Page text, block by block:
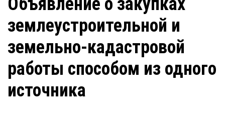
землеустроительной и
земельно-кадастровой
работы способом из одного
источника